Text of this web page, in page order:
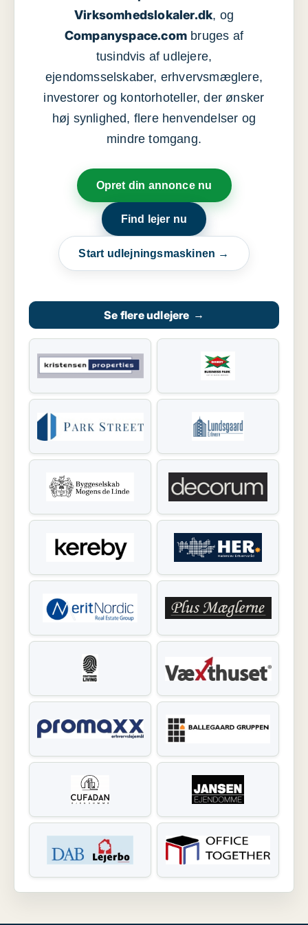
Virksomhedslokaler.dk, og
Companyspace.com bruges af
tusindvis af udlejere,
ejendomsselskaber, erhvervsmæglere,
investorer og kontorhoteller, der ønsker
høj synlighed, flere henvendelser og
mindre tomgang.
Opret din annonce nu
Find lejer nu
Start udlejningsmaskinen →
Se flere udlejere →